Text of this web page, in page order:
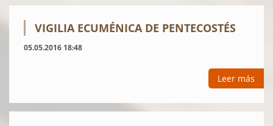
VIGILIA ECUMÉNICA DE PENTECOSTÉS
05.05.2016 18:48
Leer más